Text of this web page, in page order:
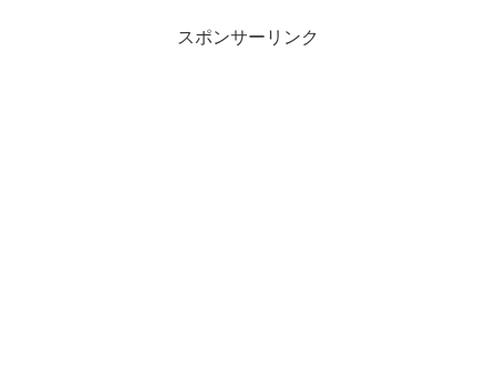
スポンサーリンク